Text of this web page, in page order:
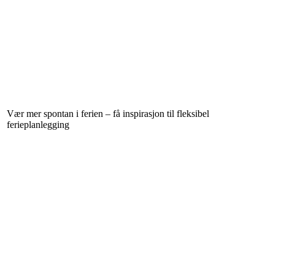
Vær mer spontan i ferien – få inspirasjon til fleksibel
ferieplanlegging